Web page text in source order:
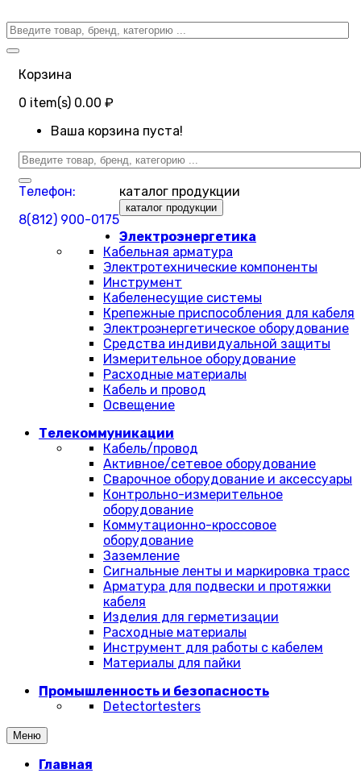
Корзина
0 item(s) 0.00 ₽
Ваша корзина пуста!
Телефон:
8(812) 900-0175
каталог продукции
каталог продукции
Электроэнергетика
Кабельная арматура
Электротехнические компоненты
Инструмент
Кабеленесущие системы
Крепежные приспособления для кабеля
Электроэнергетическое оборудование
Средства индивидуальной защиты
Измерительное оборудование
Расходные материалы
Кабель и провод
Освещение
Телекоммуникации
Кабель/провод
Активное/сетевое оборудование
Сварочное оборудование и аксессуары
Контрольно-измерительное
оборудование
Коммутационно-кроссовое
оборудование
Заземление
Сигнальные ленты и маркировка трасс
Арматура для подвески и протяжки
кабеля
Изделия для герметизации
Расходные материалы
Инструмент для работы с кабелем
Материалы для пайки
Промышленность и безопасность
Detectortesters
Меню
Главная